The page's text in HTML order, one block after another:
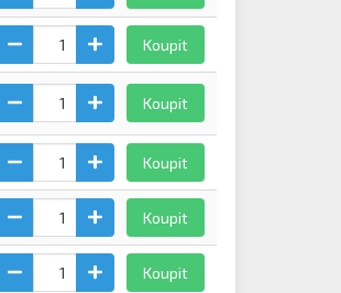
Koupit
Koupit
Koupit
Koupit
Koupit